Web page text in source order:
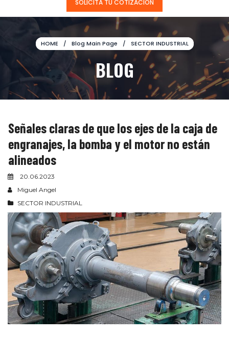
SOLICITA TU COTIZACIÓN
HOME / Blog Main Page / SECTOR INDUSTRIAL
BLOG
Señales claras de que los ejes de la caja de
engranajes, la bomba y el motor no están
alineados
20.06.2023
Miguel Angel
SECTOR INDUSTRIAL